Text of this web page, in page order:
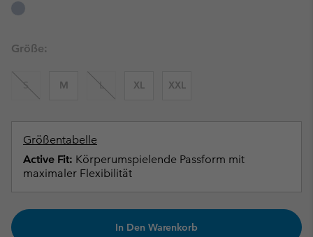
Größe:
S M L XL XXL
Größentabelle
Active Fit: Körperumspielende Passform mit
maximaler Flexibilität
In Den Warenkorb